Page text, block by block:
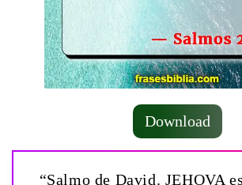
Download
“Salmo de David. JEHOVA